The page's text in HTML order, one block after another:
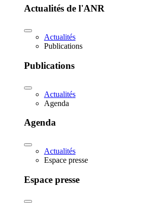
Actualités de l'ANR
Actualités
Publications
Publications
Actualités
Agenda
Agenda
Actualités
Espace presse
Espace presse